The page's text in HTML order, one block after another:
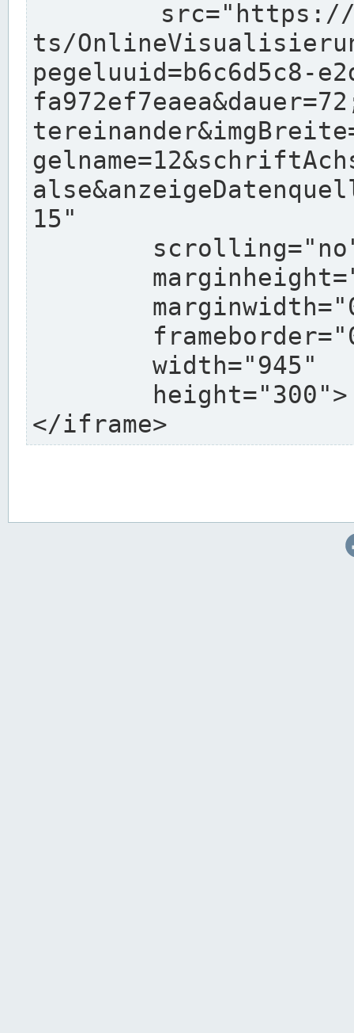
ts/
pegeluuid=b6c6d5c8-
15"
</iframe>